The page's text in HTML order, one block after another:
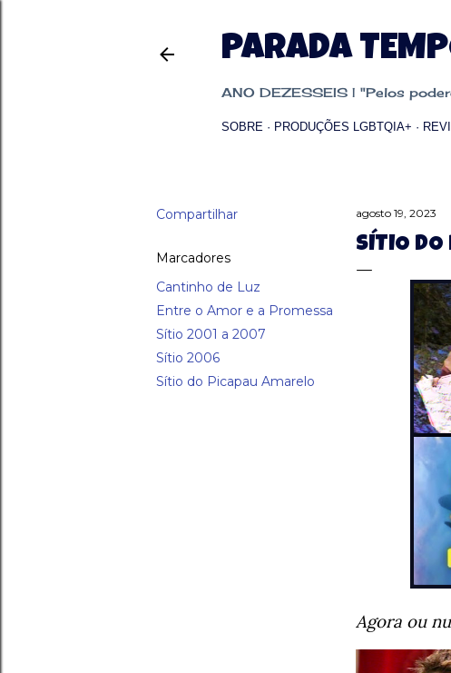
PARADA
ANO DEZESSEIS | "Pelos
SOBRE PRODUÇÕES LGBTQIA+
Compartilhar
Marcadores
Cantinho de Luz
Entre o Amor e a Promessa
Sítio 2001 a 2007
Sítio 2006
Sítio do Picapau Amarelo
agosto 19, 2023
SÍTIO DO
Agora ou